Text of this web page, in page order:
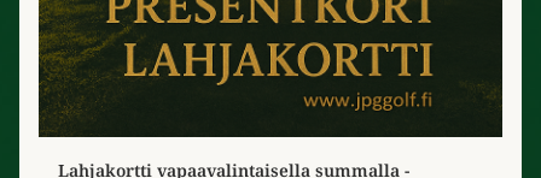
Lahjakortti vapaavalintaisella summalla -